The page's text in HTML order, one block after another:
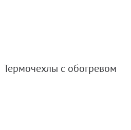
Термочехлы с обогревом